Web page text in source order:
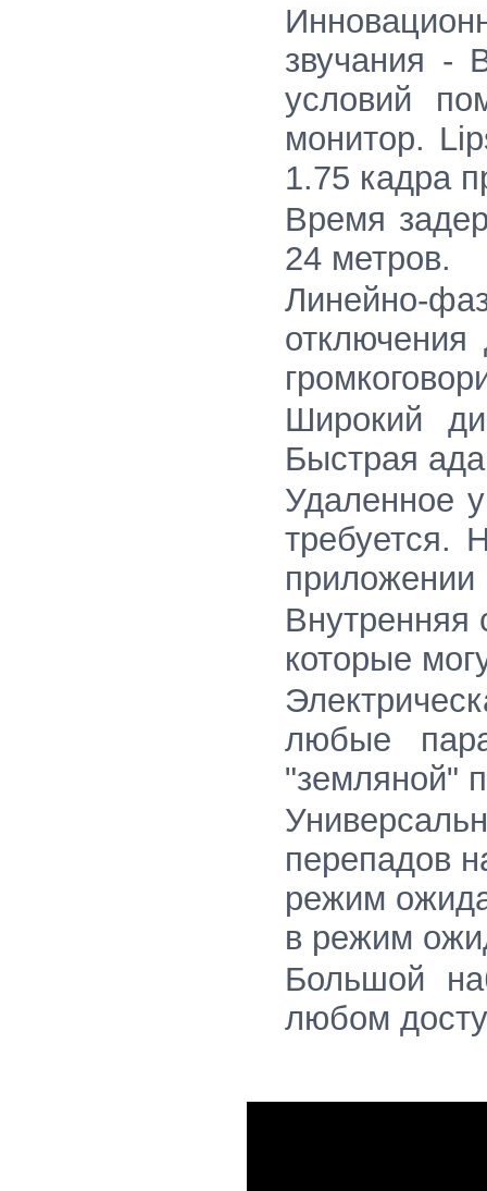
звучания -
условий
монитор.
1.75 кадра
Время
24 метров.
Линейно-
Широкий
Быстрая
Удаленное
требуется.
приложении
которые
любые
"земляной"
перепадов
режим
в режим
Большой
любом